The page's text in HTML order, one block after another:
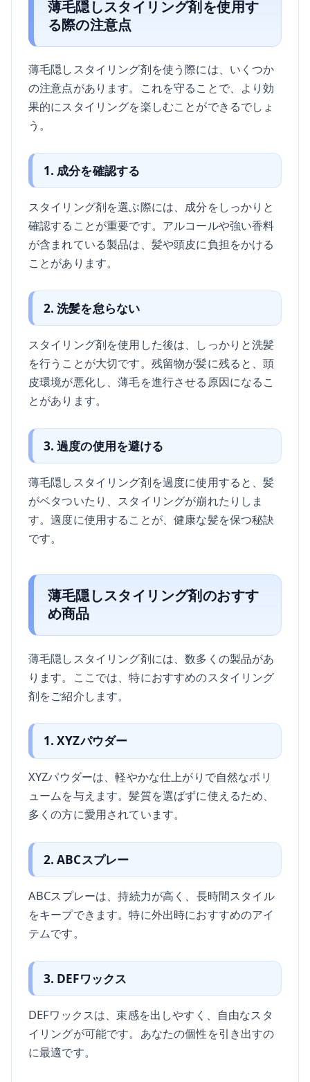
薄毛隠しスタイリング剤を使用す
る際の注意点
薄毛隠しスタイリング剤を使う際には、いくつか
の注意点があります。これを守ることで、より効
果的にスタイリングを楽しむことができるでしょ
う。
1. 成分を確認する
スタイリング剤を選ぶ際には、成分をしっかりと
確認することが重要です。アルコールや強い香料
が含まれている製品は、髪や頭皮に負担をかける
ことがあります。
2. 洗髪を怠らない
スタイリング剤を使用した後は、しっかりと洗髪
を行うことが大切です。残留物が髪に残ると、頭
皮環境が悪化し、薄毛を進行させる原因になるこ
とがあります。
3. 過度の使用を避ける
薄毛隠しスタイリング剤を過度に使用すると、髪
がベタついたり、スタイリングが崩れたりしま
す。適度に使用することが、健康な髪を保つ秘訣
です。
薄毛隠しスタイリング剤のおすす
め商品
薄毛隠しスタイリング剤には、数多くの製品があ
ります。ここでは、特におすすめのスタイリング
剤をご紹介します。
1. XYZパウダー
XYZパウダーは、軽やかな仕上がりで自然なボリ
ュームを与えます。髪質を選ばずに使えるため、
多くの方に愛用されています。
2. ABCスプレー
ABCスプレーは、持続力が高く、長時間スタイル
をキープできます。特に外出時におすすめのアイ
テムです。
3. DEFワックス
DEFワックスは、束感を出しやすく、自由なスタ
イリングが可能です。あなたの個性を引き出すの
に最適です。